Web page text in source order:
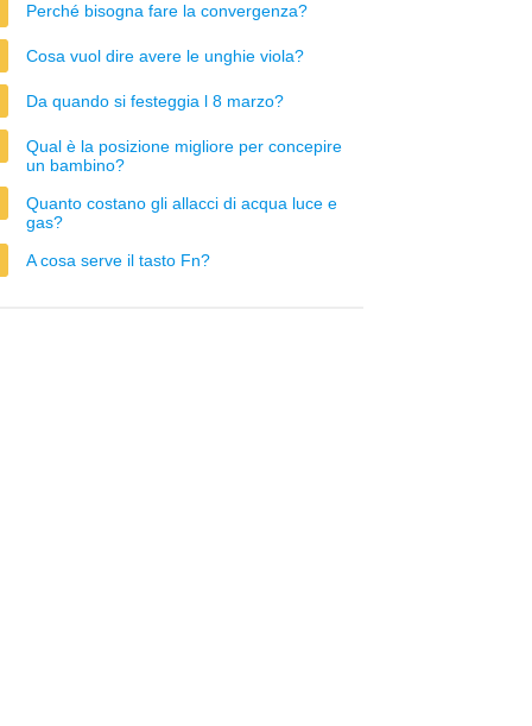
Perché bisogna fare la convergenza?
Cosa vuol dire avere le unghie viola?
Da quando si festeggia l 8 marzo?
Qual è la posizione migliore per concepire
un bambino?
Quanto costano gli allacci di acqua luce e
gas?
A cosa serve il tasto Fn?